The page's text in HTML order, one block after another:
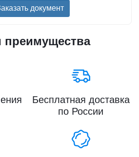
документ
Бесплатная доставка
по России